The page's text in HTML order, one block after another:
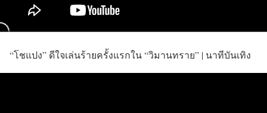
“โชแปง” ดีใจเล่นร้ายครั้งแรกใน “วิมานทราย” | นาทีบันเทิง